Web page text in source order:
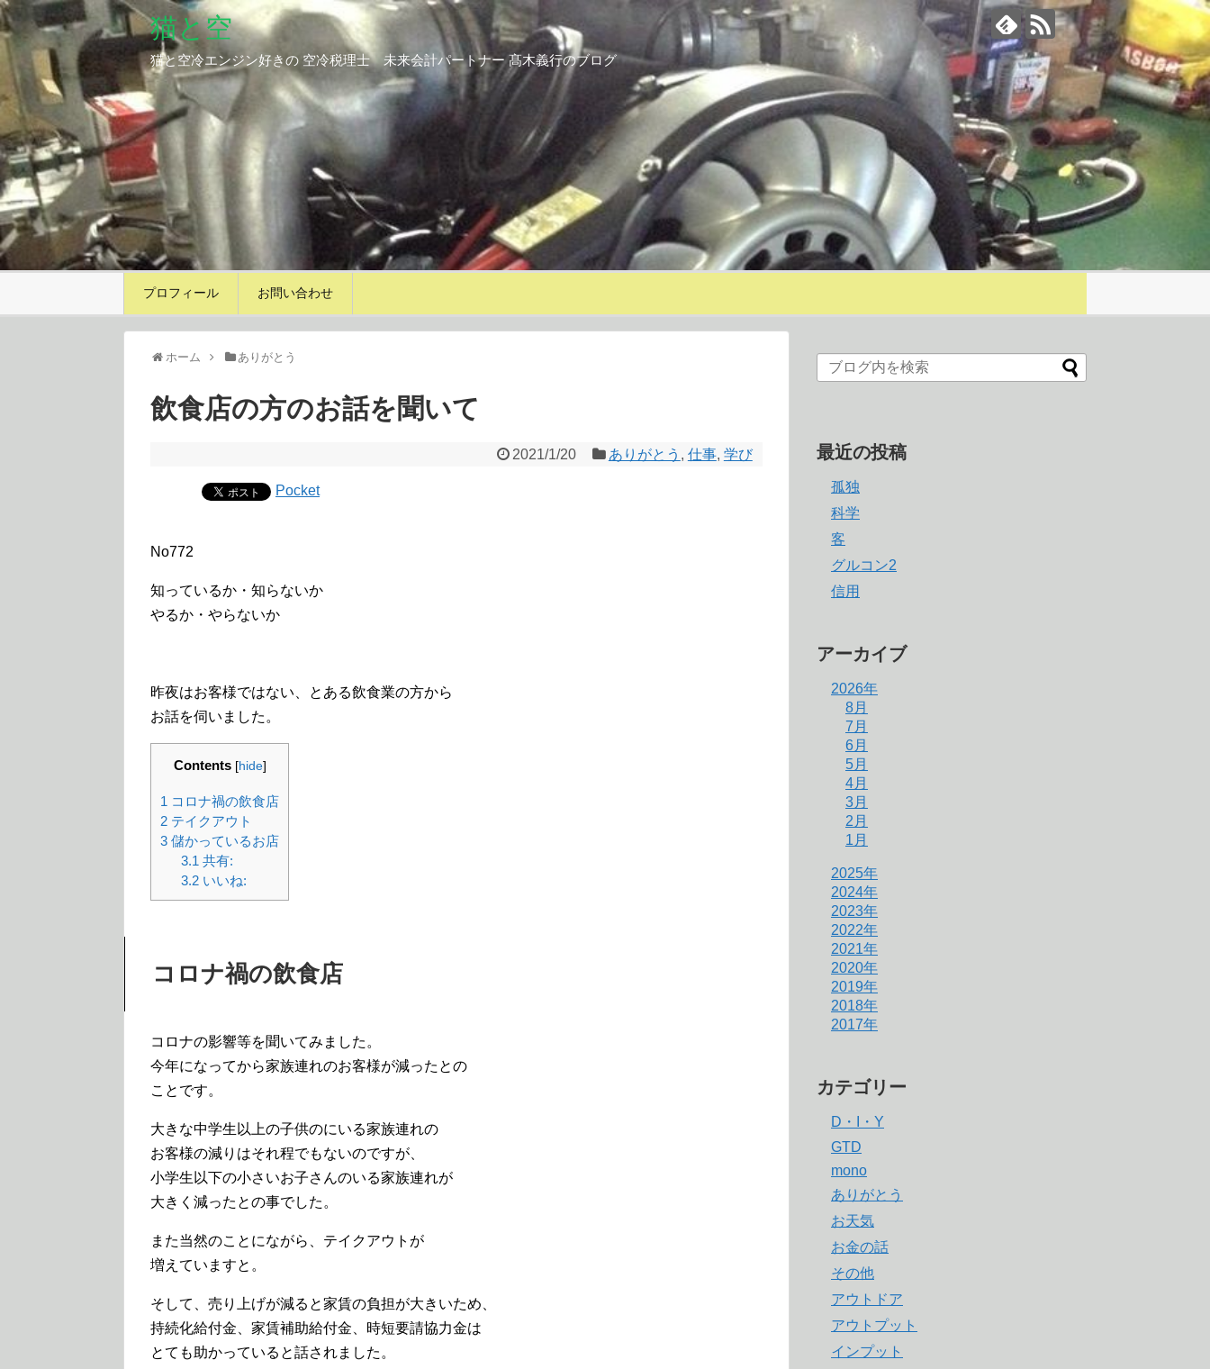
猫と空
猫と空冷エンジン好きの 空冷税理士 未来会計パートナー 髙木義行のブログ
プロフィール お問い合わせ
ホーム ありがとう
飲食店の方のお話を聞いて
2021/1/20 ありがとう , 仕事, 学び
Pocket
No772
知っているか・知らないか
やるか・やらないか
昨夜はお客様ではない、とある飲食業の方から
お話を伺いました。
Contents [hide]
1 コロナ禍の飲食店
2 テイクアウト
3 儲かっているお店
3.1 共有:
3.2いいね:
コロナ禍の飲食店
コロナの影響等を聞いてみました。
今年になってから家族連れのお客様が減ったとの
ことです。
大きな中学生以上の子供のにいる家族連れの
お客様の減りはそれ程でもないのですが、
小学生以下の小さいお子さんのいる家族連れが
大きく減ったとの事でした。
また当然のことにながら、テイクアウトが
増えていますと。
そして、売り上げが減ると家賃の負担が大きいため、
持続化給付金、家賃補助給付金、時短要請協力金は
とても助かっていると話されました。
最近の投稿
孤独
科学
客
グルコン2
信用
アーカイブ
2026年
8月
7月
6月
5月
4月
3月
2月
1月
2025年
2024年
2023年
2022年
2021年
2020年
2019年
2018年
2017年
カテゴリー
D・I・Y
GTD
mono
ありがとう
お天気
お金の話
その他
アウトドア
アウトプット
インプット